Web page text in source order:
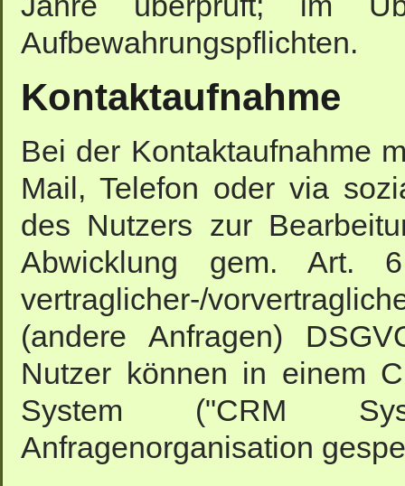
Aufbewahrungspflichten.
Kontaktaufnahme
Bei der Kontaktaufnahme
Mail, Telefon oder via
des Nutzers zur
Abwicklung gem.
vertraglicher-/
(andere Anfragen)
Nutzer können in einem
System ("CRM
Anfragenorganisation